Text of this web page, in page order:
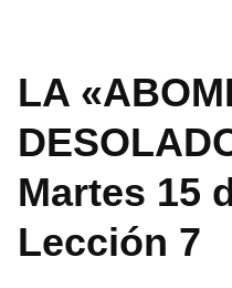
LA
Martes 15
Lección 7